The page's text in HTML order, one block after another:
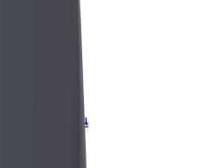
สัปดาห์
ลูกค้ามากขึ้น